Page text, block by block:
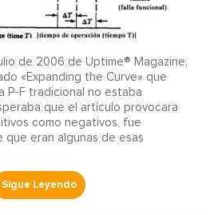
de 2006 de Uptime® Magazine,
«Expanding the Curve» que
P-F tradicional no estaba
que el artículo provocara
como negativos, fue
eran algunas de esas